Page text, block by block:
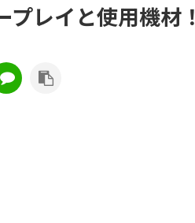
レイと使用機材！